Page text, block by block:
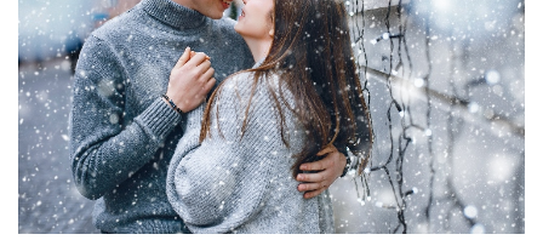
(60 Ps Brushes)
Ingyenes letöltés